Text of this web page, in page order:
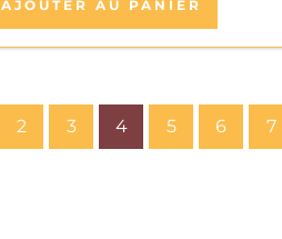
AJOUTER AU PANIER
2 3 4 5 6 7